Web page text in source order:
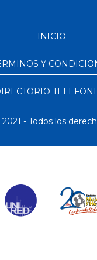
INICIO
Y
- Todos los